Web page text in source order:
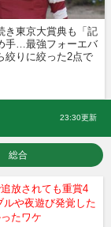
き東京大賞典も「記
手…最強フォーエバ
絞りに絞った2点で
23:30更新
総合
放されても重賞4
や夜遊び発覚した
たワケ